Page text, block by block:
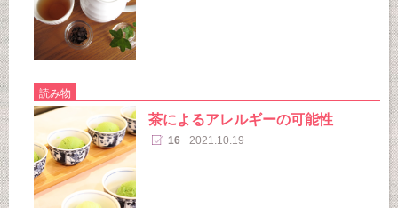
読み物
茶によるアレルギーの可能性
16 2021.10.19